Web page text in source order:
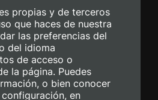
propias y de terceros
que haces de nuestra
las preferencias del
del idioma
de acceso o
la página. Puedes
o bien conocer
en